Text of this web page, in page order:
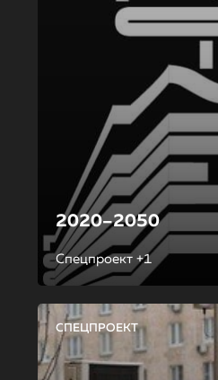
2020–2050
Спецпроект +1
СПЕЦПРОЕКТ